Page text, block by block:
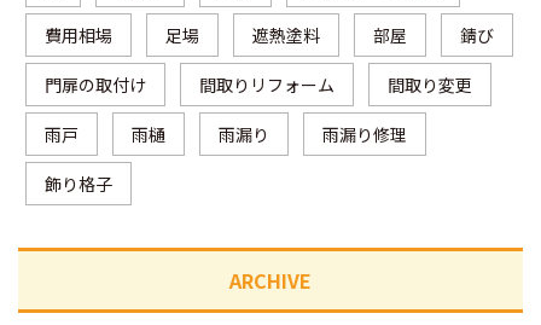
費用相場 足場 遮熱塗料 部屋 錆び
門扉の取付け 間取りリフォーム 間取り変更
雨戸 雨樋 雨漏り 雨漏り修理
飾り格子
ARCHIVE